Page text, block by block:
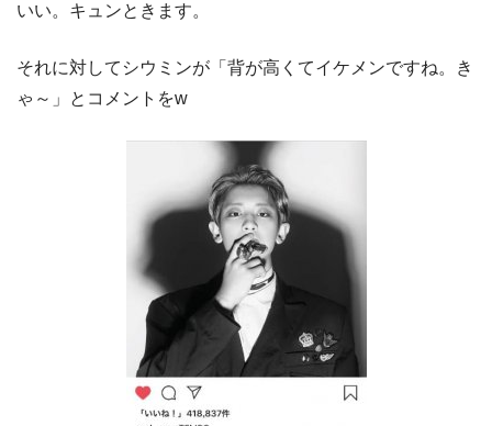
いい。キュンときます。
それに対してシウミンが「背が高くてイケメンですね。き
ゃ～」とコメントをw